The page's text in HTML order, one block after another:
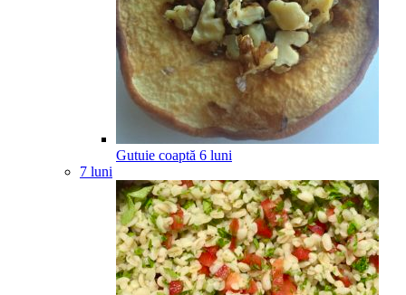
Gutuie coaptă 6 luni
7 luni